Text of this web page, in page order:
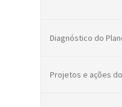
Diagnóstico do
Projetos e ações